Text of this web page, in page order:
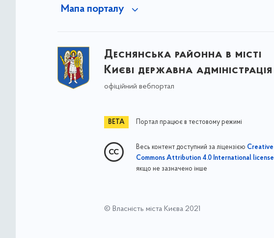
Мапа порталу
Деснянська районна в місті
Києві державна адміністрація
офіційний вебпортал
Портал працює в тестовому режимі
Весь контент доступний за ліцензією Creative
Commons Attribution 4.0 International license
якщо не зазначено інше
© Власність міста Києва 2021